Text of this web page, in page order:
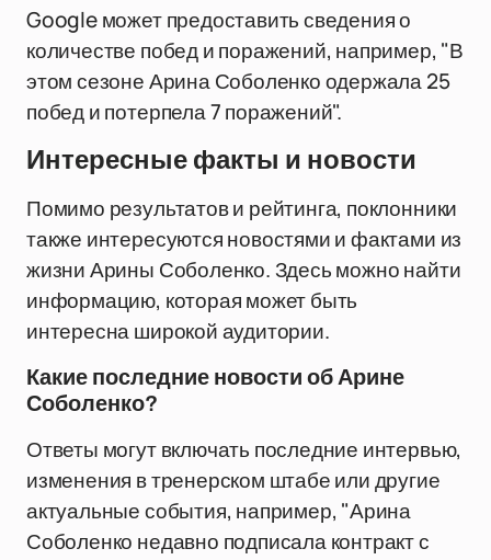
Google может предоставить сведения о
количестве побед и поражений, например, "В
этом сезоне Арина Соболенко одержала 25
побед и потерпела 7 поражений".
Интересные факты и новости
Помимо результатов и рейтинга, поклонники
также интересуются новостями и фактами из
жизни Арины Соболенко. Здесь можно найти
информацию, которая может быть
интересна широкой аудитории.
Какие последние новости об Арине
Соболенко?
Ответы могут включать последние интервью,
изменения в тренерском штабе или другие
актуальные события, например, "Арина
Соболенко недавно подписала контракт с